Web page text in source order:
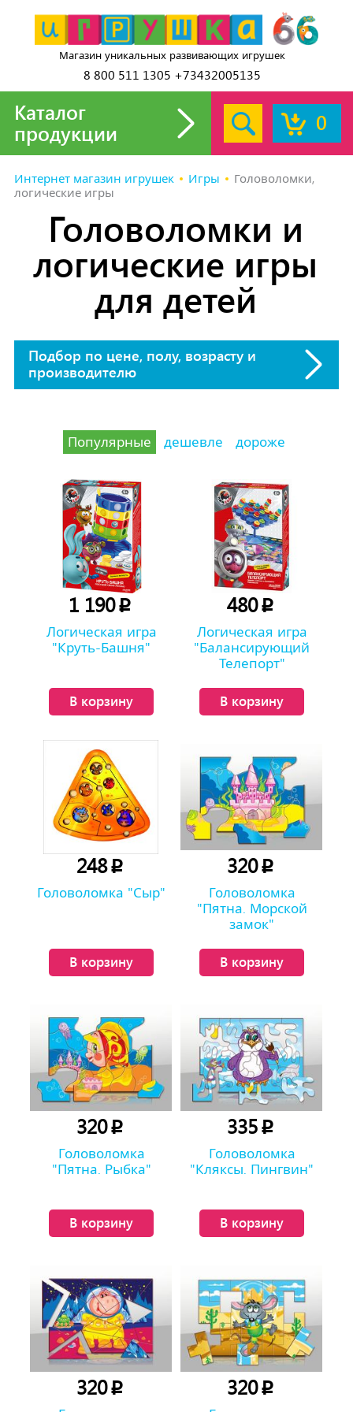
Магазин уникальных развивающих игрушек
8 800 511 1305 +73432005135
0
Каталог
продукции
Интернет магазин игрушек Игры
Головоломки,
логические игры
Головоломки и
логические игры
для детей
Подбор по цене, полу, возрасту и
производителю
Популярные дешевле дороже
1 190p
Логическая игра
"Круть-Башня"
В корзину
480p
Логическая игра
"Балансирующий
Телепорт"
В корзину
248p
Головоломка "Сыр"
В корзину
320p
Головоломка
"Пятна. Морской
замок"
В корзину
320p
Головоломка
"Пятна. Рыбка"
В корзину
335p
Головоломка
"Кляксы. Пингвин"
В корзину
320p 320p